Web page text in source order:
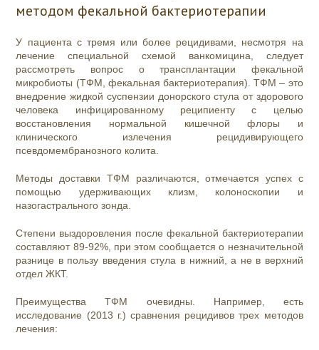
методом фекальной бактериотерапии
У пациента с тремя или более рецидивами, несмотря на
лечение специальной схемой ванкомицина, следует
рассмотреть вопрос о трансплантации фекальной
микробиоты (ТФМ, фекальная бактериотерапия). ТФМ – это
внедрение жидкой суспензии донорского стула от здорового
человека инфицированному реципиенту с целью
восстановления нормальной кишечной флоры и
клинического излечения рецидивирующего
псевдомембранозного колита.
Методы доставки ТФМ различаются, отмечается успех с
помощью удерживающих клизм, колоноскопии и
назогастрального зонда.
Степени выздоровления после фекальной бактериотерапии
составляют 89-92%, при этом сообщается о незначительной
разнице в пользу введения стула в нижний, а не в верхний
отдел ЖКТ.
Преимущества ТФМ очевидны. Например, есть
исследование (2013 г.) сравнения рецидивов трех методов
лечения: